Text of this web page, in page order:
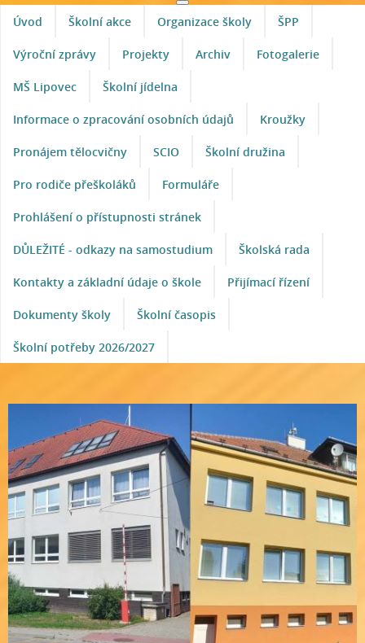
Úvod Školní akce Organizace školy ŠPP
Výroční zprávy Projekty Archiv Fotogalerie
MŠ Lipovec Školní jídelna
Informace o zpracování osobních údajů Kroužky
Pronájem tělocvičny SCIO Školní družina
Pro rodiče přeškoláků Formuláře
Prohlášení o přístupnosti stránek
DŮLEŽITÉ - odkazy na samostudium Školská rada
Kontakty a základní údaje o škole Přijímací řízení
Dokumenty školy Školní časopis
Školní potřeby 2026/2027